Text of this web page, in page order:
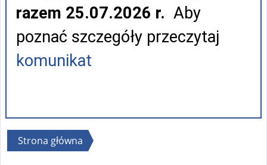
razem 25.07.2026 r. Aby
poznać szczegóły przeczytaj
komunikat
Jesteś
Strona główna